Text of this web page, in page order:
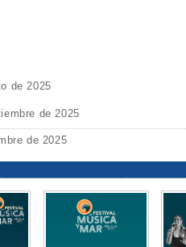
de 2025
de 2025
de 2025